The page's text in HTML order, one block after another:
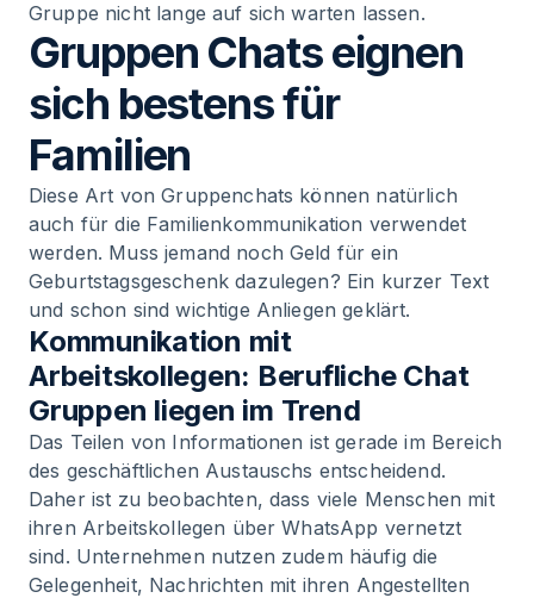
Gruppe nicht lange auf sich warten lassen.
Gruppen Chats eignen
sich bestens für
Familien
Diese Art von Gruppenchats können natürlich
auch für die Familienkommunikation verwendet
werden. Muss jemand noch Geld für ein
Geburtstagsgeschenk dazulegen? Ein kurzer Text
und schon sind wichtige Anliegen geklärt.
Kommunikation mit
Arbeitskollegen: Berufliche Chat
Gruppen liegen im Trend
Das Teilen von Informationen ist gerade im Bereich
des geschäftlichen Austauschs entscheidend.
Daher ist zu beobachten, dass viele Menschen mit
ihren Arbeitskollegen über WhatsApp vernetzt
sind. Unternehmen nutzen zudem häufig die
Gelegenheit, Nachrichten mit ihren Angestellten